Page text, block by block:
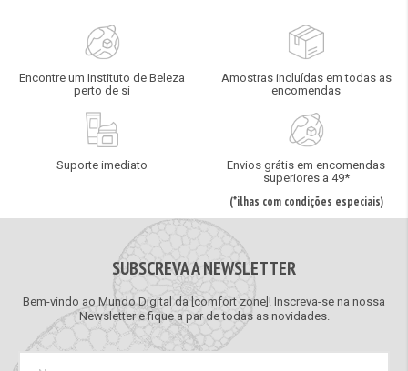
Encontre um Instituto de Beleza
perto de si
Amostras incluídas em todas as
encomendas
Suporte imediato
Envios grátis em encomendas
superiores a 49*
(*ilhas com condições especiais)
SUBSCREVA A NEWSLETTER
Bem-vindo ao Mundo Digital da [comfort zone]! Inscreva-se na nossa
Newsletter e fique a par de todas as novidades.